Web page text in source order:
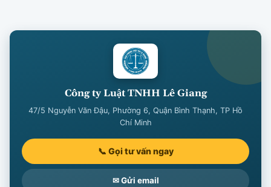
Công ty Luật TNHH Lê Giang
47/5 Nguyễn Văn Đậu, Phường 6, Quận Bình Thạnh, TP Hồ
Chí Minh
📞 Gọi tư vấn ngay
✉ Gửi email